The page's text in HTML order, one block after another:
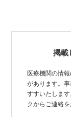
掲載
医療機関の情
があります。
すすいたしま
クからご連絡を